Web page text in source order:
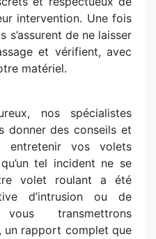
intervention. Une fois
s’assurent de ne laisser
et vérifient, avec
matériel.
nos spécialistes
donner des conseils et
entretenir vos volets
tel incident ne se
volet roulant a été
d’intrusion ou de
transmettrons
un rapport complet que